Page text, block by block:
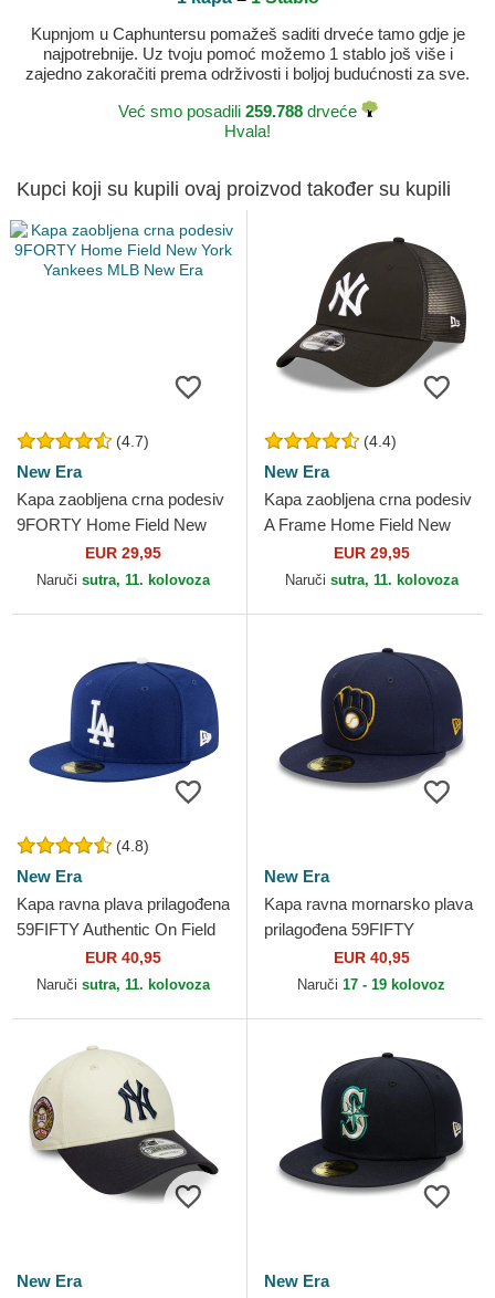
Kupnjom u Caphuntersu pomažeš saditi drveće tamo gdje je
najpotrebnije. Uz tvoju pomoć možemo 1 stablo još više i
zajedno zakoračiti prema održivosti i boljoj budućnosti za sve.
Već smo posadili 259.788drveće
Hvala!
Kupci koji su kupili ovaj proizvod također su kupili
(4.7)
New Era
Kapa zaobljena crna podesiv
9FORTY Home Field New
York Yankees MLB New Era
EUR 29,95
Naruči sutra, 11. kolovoza
(4.4)
New Era
Kapa zaobljena crna podesiv
A Frame Home Field New
York Yankees MLB New Era
EUR 29,95
Naruči sutra, 11. kolovoza
(4.8)
New Era
Kapa ravna plava prilagođena
59FIFTY Authentic On Field
Game Los Angeles Dodgers
MLB New Era
EUR 40,95
Naruči sutra, 11. kolovoza
New Era
Kapa ravna mornarsko plava
prilagođena 59FIFTY
Authentic On Field Milwaukee
Brewers MLB New Era
EUR 40,95
Naruči 17 - 19 kolovoz
New Era
New Era